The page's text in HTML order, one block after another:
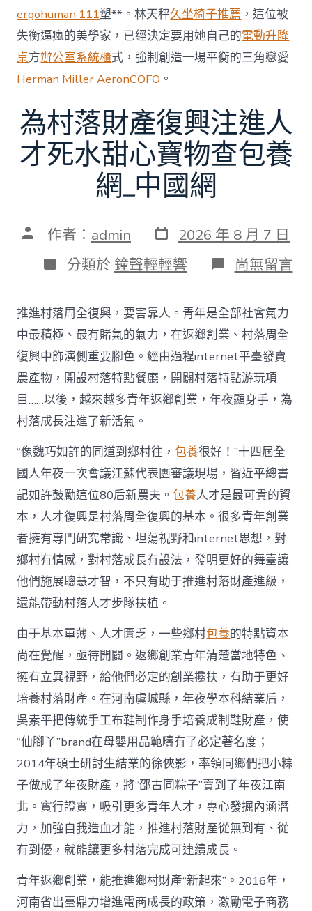
ergohuman 111塑**。林天秤久坐椅子推薦 ，這位被
失衡逼瘋的美學家，已經決定要用她自己的電動升降
桌方辦公室系統櫃式，強制創造一場平衡的三角戀愛
Herman Miller AeronCOFO 。
為村落財產復興注進人
才死水甜心寶物查包養
網_中國網
文 作者： admin 發
表
日
期
2026 年 8 月 7 日
分
類
分類於 鐘聲輕輕響 在
〈為
落
財
產
復
興
注
進
人
水
甜
心
寶
物
查
包
養
網
_
中
中
尚無留言
推進村落周全復興，要害靠人。青年是全部社會氣力
中最積極、最有賭氣的氣力，在返鄉創業、村落周全
復興中飾演側重要腳色。經由過程internet平臺發賣
農產物，開設村落特點餐廳，開闢村落特點游玩項
目……以後，越來越多青年返鄉創業，年夜顯身手，為
村落成長注進了新活氣。
“像魏巧如許的同道到鄉村往，包養很好！”十四屆全
國人年夜一次會議江蘇代表團審議現場，習近平總書
記如許鼓勵這位80后新農夫。包養人才是最可貴的資
本，人才復興是村落周全復興的基本。很多青年創業
者擁有專門研究常識、坦蕩視野和internet思想，對
鄉村有情感，對村落成長有設法，發明更好的舞臺讓
他們施展聰慧才智，不只有助于推進村落財產進級，
還能帶動村落人才步隊扶植。
由于基本單薄、人才匱乏，一些鄉村包養的特點資本
尚在覺醒，亟待開闢。返鄉創業青年清楚當地特色、
擁有立異視野，給他們必定的創業攙扶，有助于更好
培養村落財產。在河南虞城縣，年夜學本科結業后，
吳素平把傳統手工布鞋制作身手培養成制鞋財產，使
“仙腳丫”brand在母嬰用品範疇有了必定著名度；
2014年碩士研討生結業的徐俠影，率領同鄉們把小粽
子做成了年夜財產，將“邵古同粽子”賣到了年夜江南
北。實行證實，吸引更多青年人才，專心發掘內涵潛
力，加強自我造血才能，推進村落財產從無到有、從
有到優，就能讓更多村落完成可連續成長。
青年返鄉創業，能推進鄉村財產“新起來”。2016年，
河南省出臺鼎力增進電商成長的政策，激勵電子商務